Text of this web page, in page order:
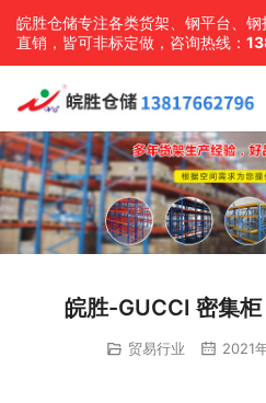
皖胜仓储专注各类货架、钢平台、
直销，皆可非标定做，咨询热线：
皖胜-GUCCI 密集
贸易行业 2021